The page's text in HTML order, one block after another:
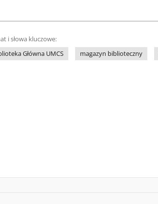
i słowa kluczowe:
Główna UMCS
magazyn biblioteczny